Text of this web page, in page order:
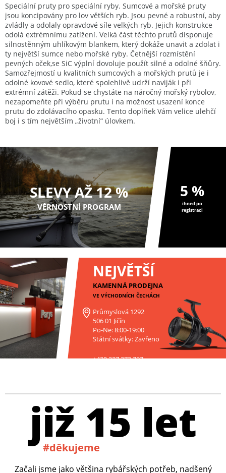
Speciální pruty pro speciální ryby. Sumcové a mořské pruty
jsou koncipovány pro lov větších ryb. Jsou pevné a robustní, aby
zvládly a odolaly opravdové síle velkých ryb. Jejich konstrukce
odolá extrémnímu zatížení. Velká část těchto prutů disponuje
silnostěnným uhlíkovým blankem, který dokáže unavit a zdolat i
ty největší sumce nebo mořské ryby. Četnější rozmístění
pevných oček,se SiC výplní dovoluje použít silné a odolné šňůry.
Samozřejmostí u kvalitních sumcových a mořských prutů je i
odolné kovové sedlo, které spolehlivě udrží naviják i při
extrémní zátěži. Pokud se chystáte na náročný mořský rybolov,
nezapomeňte při výběru prutu i na možnost usazení konce
prutu do zdolávacího opasku. Tento doplňek Vám velice ulehčí
boj i s tím největším „životní“ úlovkem.
SLEVY AŽ 12 %
VĚRNOSTNÍ PROGRAM
5 %
ihned po
registraci
NEJVĚTŠÍ
KAMENNÁ PRODEJNA
VE VÝCHODNÍCH ČECHÁCH
Průmyslová 1292
506 01 Jičín
Po-Ne: 8:00-19:00
Státní svátky: Zavřeno
+420 227 272 797
již 15 let
#děkujeme
Začali jsme jako většina rybářských potřeb, nadšený